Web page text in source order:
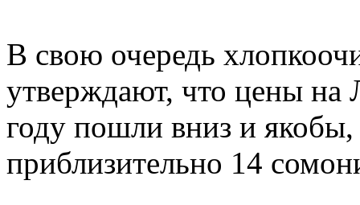
В свою очередь
утверждают, что цены на
году пошли вниз и якобы,
приблизительно 14